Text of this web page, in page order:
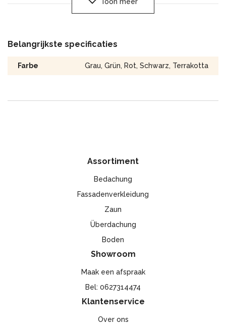
te zien in Zuid-Europa.
Het product combineert schoonheid en functionaliteit.
van gebouwen mogelijk.
Belangrijkste specificaties
Farbe Grau, Grün, Rot, Schwarz, Terrakotta
Assortiment
Bedachung
Fassadenverkleidung
Zaun
Überdachung
Boden
Showroom
Maak een afspraak
Bel: 0627314474
Klantenservice
Over ons